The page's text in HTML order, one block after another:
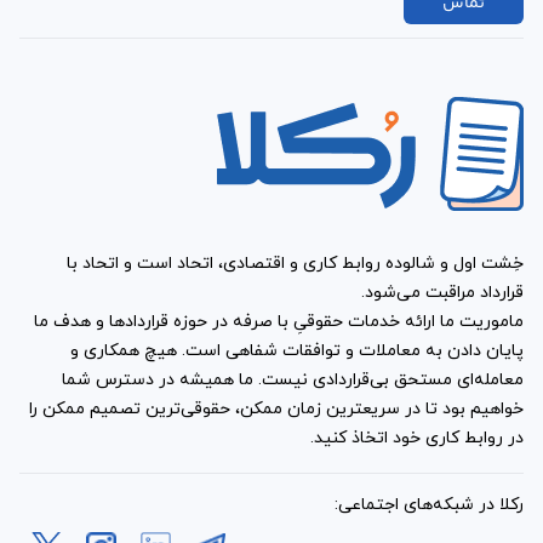
کلی از خدمات گیرنده و ادمین سلب شده است، این قرارداد
مواردی را مطرح کرده‌ایم که به عنوان عوامل توجیه کننده
خاتمه یک جانبه قرارداد محسوب می‌شوند. در این راستا
می‌توان به دیرکرد خدمات گیرنده در پرداخت مبالغ قرارداد یا
ایجاد می‌کند.
آیا این قرارداد، شرایط اضطراری
را مورد توجه قرار داده است؟
نمونه قرارداد ادمین سایت ، وقوع شرایط اضطراری را مورد
حدود روابط و مسئولیت خدمات گیرنده و ادمین را در شرایط
خِشت اول و شالوده روابط کاری و اقتصادی، اتحاد است و اتحاد با
قرارداد مراقبت می‌شود.
ماموریت ما ارائه خدمات حقوقیِ با صرفه در حوزه قراردادها و هدف ما
پایان دادن به معاملات و توافقات شفاهی است. هیچ همکاری و
معامله‌ای مستحق بی‌قراردادی نیست. ما همیشه در دسترس شما
خواهیم بود تا در سریعترین زمان ممکن، حقوقی‌ترین تصمیم ممکن را
در روابط کاری خود اتخاذ کنید.
رکلا در شبکه‌های اجتماعی: